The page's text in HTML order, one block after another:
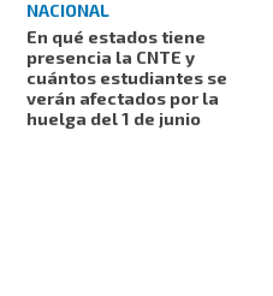
NACIONAL
En qué estados tiene
presencia la CNTE y
cuántos estudiantes se
verán afectados por la
huelga del 1 de junio